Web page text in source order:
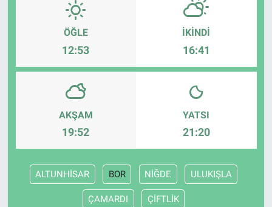
ÖĞLE
12:53
İKINDI
16:41
AKŞAM
19:52
YATSI
21:20
ALTUNHİSAR BOR NİĞDE ULUKIŞLA
ÇAMARDI ÇİFTLİK